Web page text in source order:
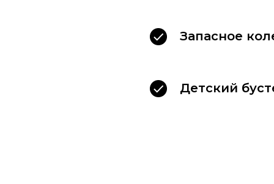
Запасное
Детский